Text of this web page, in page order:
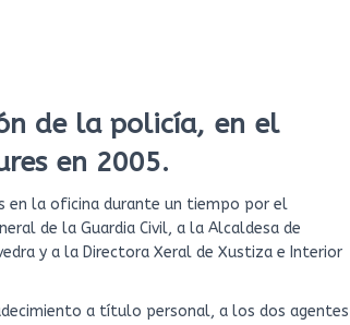
de la policía, en el
en 2005.
en la oficina durante un tiempo por el
de la Guardia Civil, a la Alcaldesa de
y a la Directora Xeral de Xustiza e Interior
a título personal, a los dos agentes